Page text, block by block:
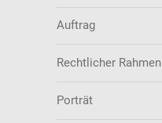
Auftrag
Rechtlicher Rahmen
Porträt